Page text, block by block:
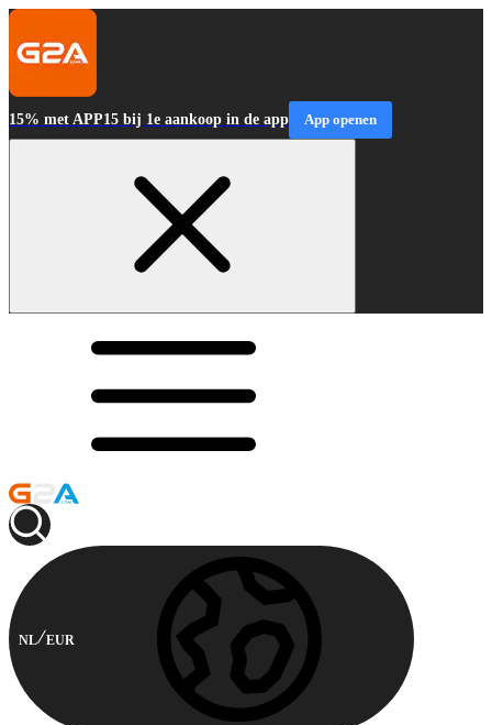
15% met APP15 bij 1e aankoop in de app App openen
NL EUR